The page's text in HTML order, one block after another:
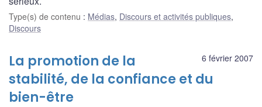
Type(s) de contenu : Médias, Discours et activités publiques,
Discours
6 février 2007
La promotion de la
stabilité, de la confiance et du
bien-être